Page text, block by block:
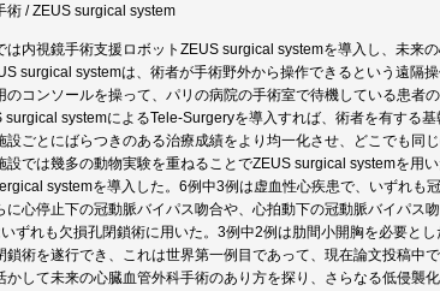
術 / ZEUS surgical system
は内視鏡手術支援ロボットZEUS surgical systemを導入し、未来
surgical systemは、術者が手術野外から操作できるという遠隔
のコンソールを操って、パリの病院の手術室で待機している患者
surgical systemによるTele-Surgeryを導入すれば、術者を有する
設ごとにばらつきのある治療成績をより均一化させ、どこでも同
設では幾多の動物実験を重ねることでZEUS surgical systemを用
systemを導入した。6例中3例は虚血性心疾患で、いずれも
に心停止下の冠動脈バイパス吻合や、心拍動下の冠動脈バイパス
ずれも欠損孔閉鎖術に用いた。3例中2例は肋間小開胸を必要と
鎖術を遂行でき、これは世界第一例目であって、現在論文投稿中
かして未来の心臓血管外科手術のあり方を探り、さらなる低侵襲